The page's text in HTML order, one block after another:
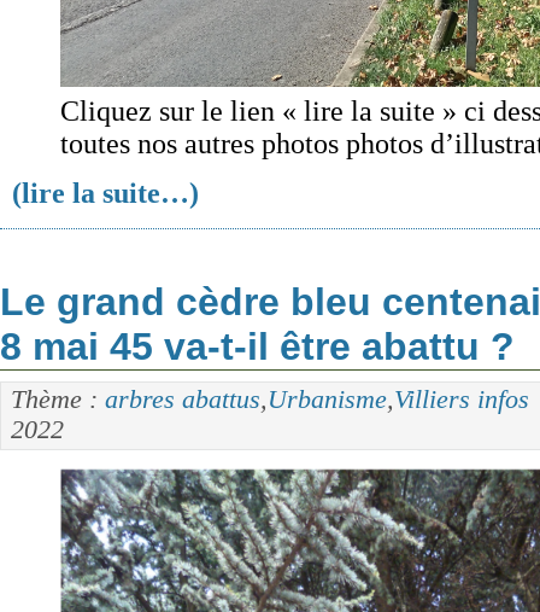
Cliquez sur le lien « lire la suite » ci
toutes nos autres photos photos
(lire la suite…)
Le grand cèdre bleu
8 mai 45 va-t-il être abattu ?
Thème : arbres abattus,Urbanisme,Villiers infos
2022